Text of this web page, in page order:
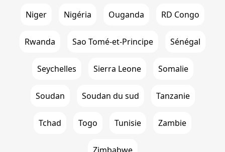
Niger Nigéria Ouganda RD Congo
Rwanda Sao Tomé-et-Principe Sénégal
Seychelles Sierra Leone Somalie
Soudan Soudan du sud Tanzanie
Tchad Togo Tunisie Zambie